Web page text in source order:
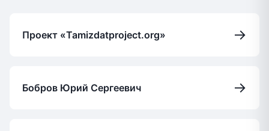
Проект «Tamizdatproject.org» →
Бобров Юрий Сергеевич →